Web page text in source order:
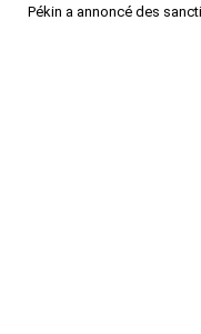
Pékin a annoncé des